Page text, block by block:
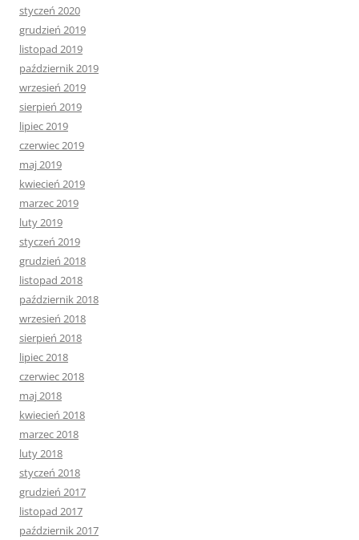
styczeń 2020
grudzień 2019
listopad 2019
październik 2019
wrzesień 2019
sierpień 2019
lipiec 2019
czerwiec 2019
maj 2019
kwiecień 2019
marzec 2019
luty 2019
styczeń 2019
grudzień 2018
listopad 2018
październik 2018
wrzesień 2018
sierpień 2018
lipiec 2018
czerwiec 2018
maj 2018
kwiecień 2018
marzec 2018
luty 2018
styczeń 2018
grudzień 2017
listopad 2017
październik 2017